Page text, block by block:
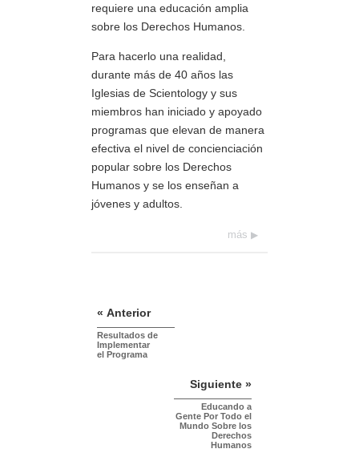
requiere una educación amplia
sobre los Derechos Humanos.
Para hacerlo una realidad,
durante más de 40 años las
Iglesias de Scientology y sus
miembros han iniciado y apoyado
programas que elevan de manera
efectiva el nivel de concienciación
popular sobre los Derechos
Humanos y se los enseñan a
jóvenes y adultos.
más
« Anterior
Resultados de
Implementar
el Programa
Siguiente »
Educando a
Gente Por Todo el
Mundo Sobre los
Derechos
Humanos